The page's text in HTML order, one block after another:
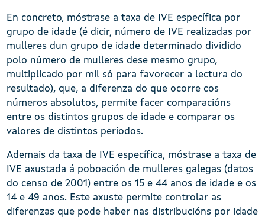
En concreto, móstrase a taxa de IVE específica por
grupo de idade (é dicir, número de IVE realizadas por
mulleres dun grupo de idade determinado dividido
polo número de mulleres dese mesmo grupo,
multiplicado por mil só para favorecer a lectura do
resultado), que, a diferenza do que ocorre cos
números absolutos, permite facer comparacións
entre os distintos grupos de idade e comparar os
valores de distintos períodos.
Ademais da taxa de IVE específica, móstrase a taxa de
IVE axustada á poboación de mulleres galegas (datos
do censo de 2001) entre os 15 e 44 anos de idade e os
14 e 49 anos. Este axuste permite controlar as
diferenzas que pode haber nas distribucións por idade